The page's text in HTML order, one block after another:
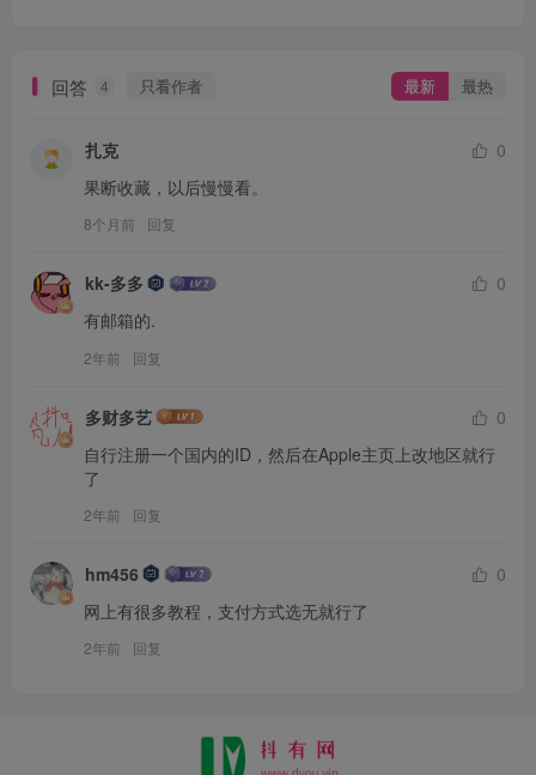
回答 4 只看作者 最新 最热
扎克
0
果断收藏，以后慢慢看。
8个月前 回复
kk-多多
0
有邮箱的.
2年前 回复
多财多艺
0
自行注册一个国内的ID，然后在Apple主页上改地区就行
了
2年前 回复
hm456
0
网上有很多教程，支付方式选无就行了
2年前 回复